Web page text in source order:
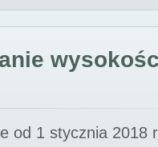
od 1 stycznia 2018